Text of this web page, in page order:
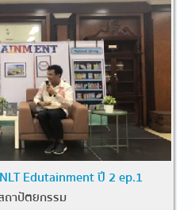
Edutainment ปี 2 ep.1
ถาปัตยกรรม